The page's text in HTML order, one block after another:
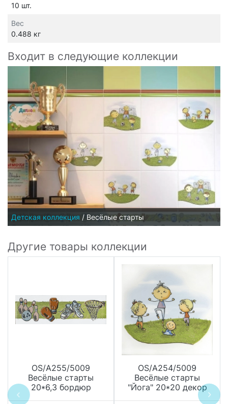
10 шт.
Вес
0.488 кг
Входит в следующие коллекции
Детская коллекция / Весёлые старты
Другие товары коллекции
OS/A255/5009
Весёлые старты
20*6,3 бордюр
OS/A254/5009
Весёлые старты
"Йога" 20*20 декор